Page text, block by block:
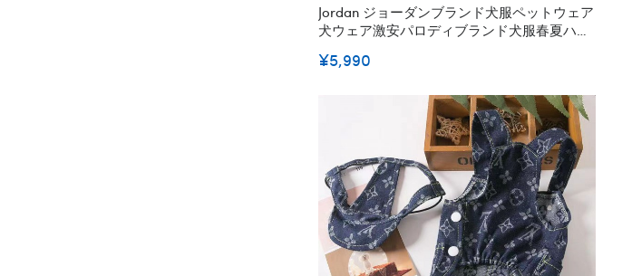
Jordan ジョーダンブランド犬服ペットウェア
犬ウェア激安パロディブランド犬服春夏ハイ
¥5,990